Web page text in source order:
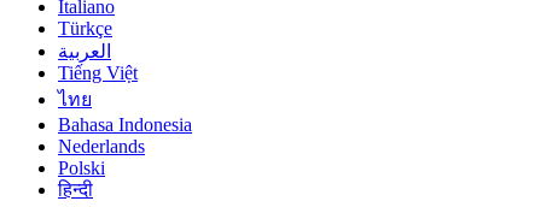
Italiano
Türkçe
العربية
Tiếng Việt
ไทย
Bahasa Indonesia
Nederlands
Polski
हिन्दी